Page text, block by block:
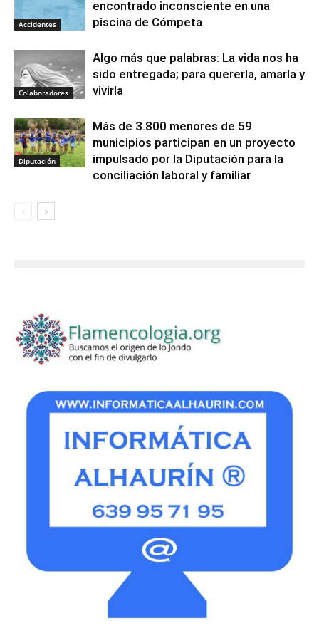
Accidentes
encontrado inconsciente en una
piscina de Cómpeta
Colaboradores
Algo más que palabras: La vida nos ha
sido entregada; para quererla, amarla y
vivirla
Diputación
Más de 3.800 menores de 59
municipios participan en un proyecto
impulsado por la Diputación para la
conciliación laboral y familiar